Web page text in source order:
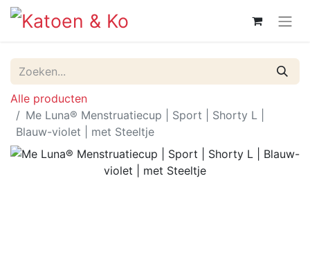
Alle producten
Me Luna® Menstruatiecup | Sport | Shorty L |
Blauw-violet | met Steeltje